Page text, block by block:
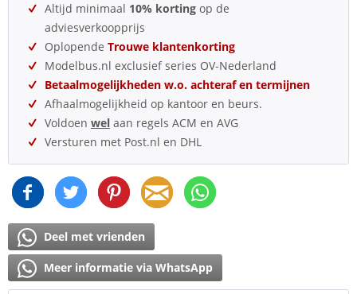
Altijd minimaal 10% korting op de
adviesverkoopprijs
Oplopende Trouwe klantenkorting
Modelbus.nl exclusief series OV-Nederland
Betaalmogelijkheden w.o. achteraf en termijnen
Afhaalmogelijkheid op kantoor en beurs.
Voldoen wel aan regels ACM en AVG
Versturen met Post.nl en DHL
Deel met vrienden
Meer informatie via WhatsApp